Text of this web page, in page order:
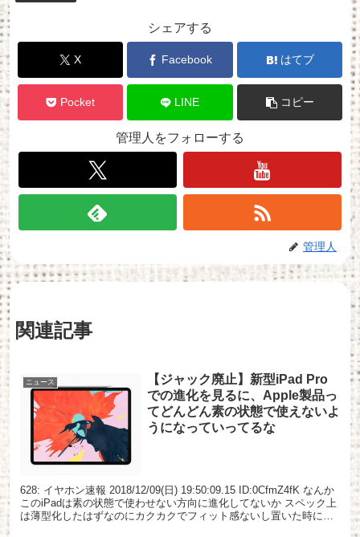
シェアする
X Facebook はてブ
Pocket LINE コピー
管理人をフォローする
管理人
関連記事
ニュース
【ジャック廃止】新型iPad Pro
での進化を見るに、Apple製品っ
てどんどん素の状態で使えないよ
うになっていってるな
628: イヤホン速報 2018/12/09(日) 19:50:09.15 ID:0CfmZ4fK なんか
このiPadは素の状態で使わせない方向に進化してないか スペック上
は薄型化したはずなのにカクカクでフィット感ないし置いた時に持